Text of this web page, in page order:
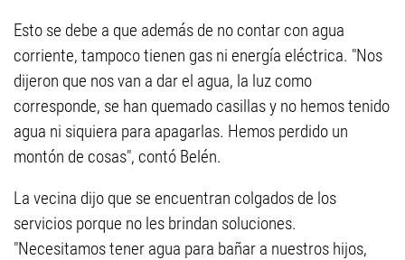
Esto se debe a que además de no contar con agua
corriente, tampoco tienen gas ni energía eléctrica. "Nos
dijeron que nos van a dar el agua, la luz como
corresponde, se han quemado casillas y no hemos tenido
agua ni siquiera para apagarlas. Hemos perdido un
montón de cosas", contó Belén.
La vecina dijo que se encuentran colgados de los
servicios porque no les brindan soluciones.
"Necesitamos tener agua para bañar a nuestros hijos,